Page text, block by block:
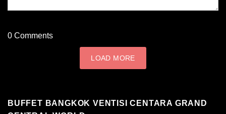
0 Comments
LOAD MORE
BUFFET BANGKOK VENTISI CENTARA GRAND